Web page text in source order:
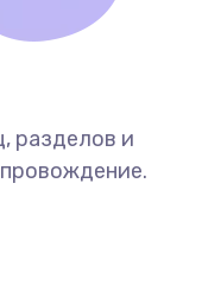
разделов и